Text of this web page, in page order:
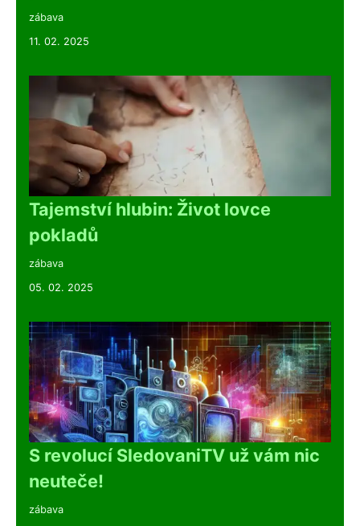
zábava
11. 02. 2025
Tajemství hlubin: Život lovce
pokladů
zábava
05. 02. 2025
S revolucí SledovaniTV už vám nic
neuteče!
zábava